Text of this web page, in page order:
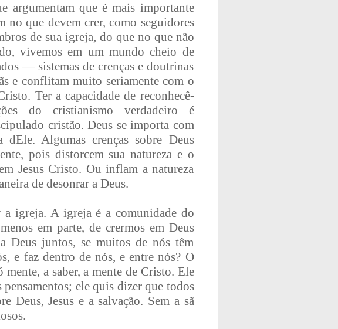
argumentam que é mais importante
no que devem crer, como seguidores
de sua igreja, do que no que não
vivemos em um mundo cheio de
— sistemas de crenças e doutrinas
e conflitam muito seriamente com o
Ter a capacidade de reconhecê-
do cristianismo verdadeiro é
cristão. Deus se importa com
dEle. Algumas crenças sobre Deus
pois distorcem sua natureza e o
Jesus Cristo. Ou inflam a natureza
de desonrar a Deus.
a igreja. A igreja é a comunidade do
em parte, de crermos em Deus
Deus juntos, se muitos de nós têm
e faz dentro de nós, e entre nós? O
a saber, a mente de Cristo. Ele
ele quis dizer que todos
Deus, Jesus e a salvação. Sem a sã